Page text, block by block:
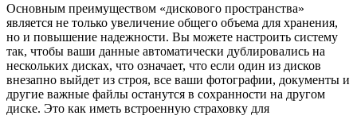
Основным преимуществом «дискового пространства»
является не только увеличение общего объема для хранения,
но и повышение надежности. Вы можете настроить систему
так, чтобы ваши данные автоматически дублировались на
нескольких дисках, что означает, что если один из дисков
внезапно выйдет из строя, все ваши фотографии, документы и
другие важные файлы останутся в сохранности на другом
диске. Это как иметь встроенную страховку для